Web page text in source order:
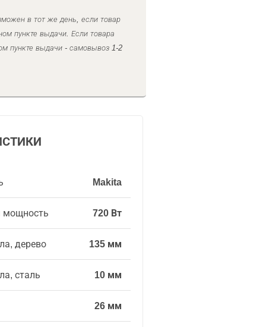
в тот же день, если товар
пункте выдачи. Если товара
пункте выдачи - самовывоз 1-2
Makita
мощность 720 Вт
дерево 135 мм
сталь 10 мм
26 мм